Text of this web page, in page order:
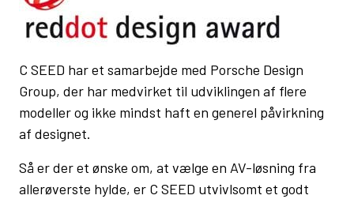
C SEED har et samarbejde med Porsche Design
Group, der har medvirket til udviklingen af flere
modeller og ikke mindst haft en generel påvirkning
af designet.
Så er der et ønske om, at vælge en AV-løsning fra
allerøverste hylde, er C SEED utvivlsomt et godt